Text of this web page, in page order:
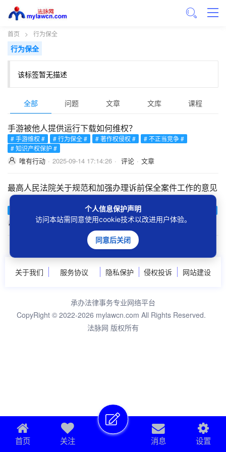
首页 > 行为保全
行为保全
该标签暂无描述
全部 问题 文章 文库 课程
手游被他人提供运行下载如何维权？
# 手游维权 # # 行为保全 # # 著作权侵权 #
# 不正当竞争 #
# 知识产权保护 #
唯有行动 · 2025-09-14 17:14:26 · 评论 · 文章
最高人民法院关于规范和加强办理诉前保全案件工作的意见
（法〔2024〕42号）
# 诉前保全 # # 财产保全 # # 证据保全 #
稀土元素 · 2024-03-12 18:14:06 · 4 下载数 · 文档
关于我们 服务协议 隐私保护 侵权投诉 网站建设
承办法律事务专业网络平台
CopyRight © 2022-2026 mylawcn.com All Rights Reserved.
个人信息保护声明
访问本站需同意使用cookie技术以改进用户体验。
同意后关闭
法脉网 版权所有
首页 关注 消息 设置